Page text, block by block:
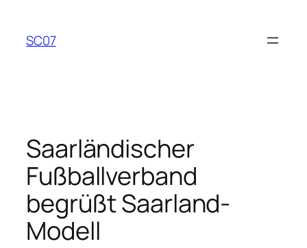
springen
SC07
Saarländischer
Fußballverband
begrüßt Saarland-
Modell